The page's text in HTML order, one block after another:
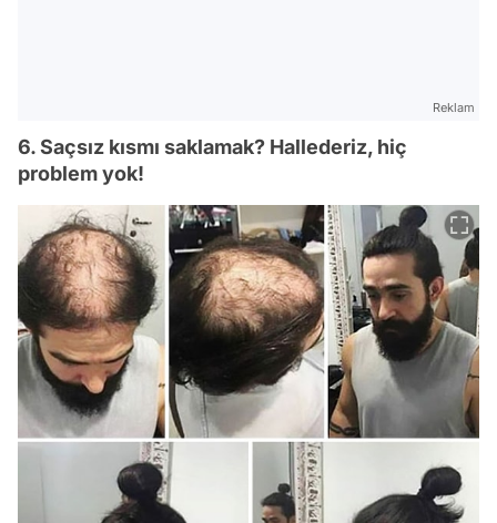
Reklam
6. Saçsız kısmı saklamak? Hallederiz, hiç
problem yok!